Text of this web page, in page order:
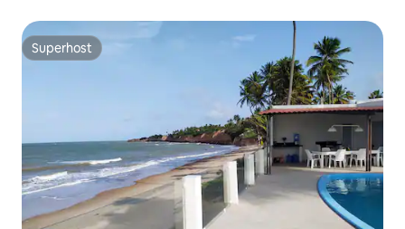
Superhost
Superhost